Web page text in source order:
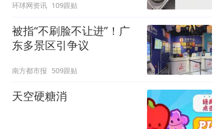
环球网资讯 109跟贴
被指“不刷脸不让进”！广
东多景区引争议
南方都市报 509跟贴
天空硬糖消